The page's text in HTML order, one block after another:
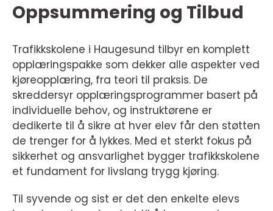
Oppsummering og Tilbud
Trafikkskolene i Haugesund tilbyr en komplett
opplæringspakke som dekker alle aspekter ved
kjøreopplæring, fra teori til praksis. De
skreddersyr opplæringsprogrammer basert på
individuelle behov, og instruktørene er
dedikerte til å sikre at hver elev får den støtten
de trenger for å lykkes. Med et sterkt fokus på
sikkerhet og ansvarlighet bygger trafikkskolene
et fundament for livslang trygg kjøring.
Til syvende og sist er det den enkelte elevs